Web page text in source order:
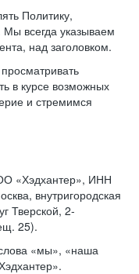
Политику,
всегда указываем
над заголовком.
в курсе возможных
и стремимся
«Хэдхантер», ИНН
внутригородская
Тверской, 2-
25).
«мы», «наша